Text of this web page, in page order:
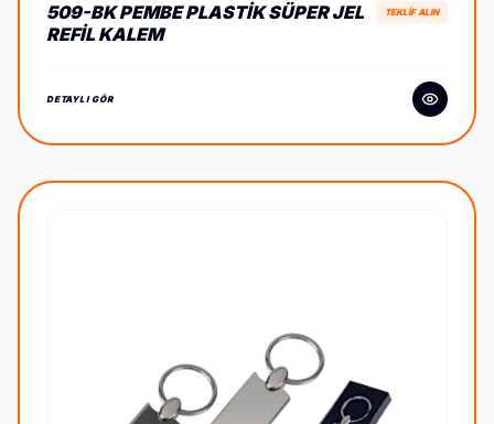
509-BK PEMBE PLASTIK SÜPER JEL
REFIL KALEM
TEKLİF ALIN
DETAYLI GÖR